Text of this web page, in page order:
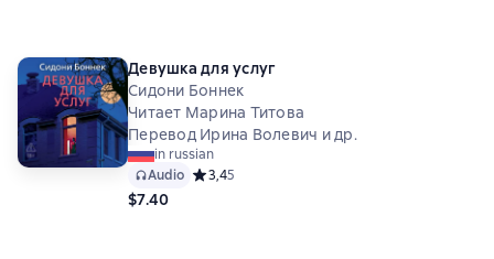
Девушка для услуг
Сидони Боннек
Читает Марина Титова
Перевод Ирина Волевич и др.
in russian
Audio Средний рейтинг 3,4 на основе 5 оценок
3,45
$7.40